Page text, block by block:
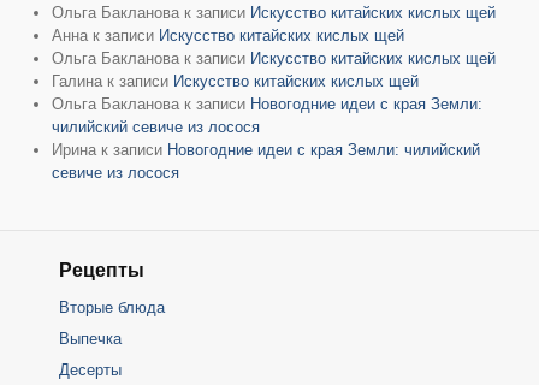
Ольга Бакланова к записи Искусство китайских кислых щей
Анна к записи Искусство китайских кислых щей
Ольга Бакланова к записи Искусство китайских кислых щей
Галина к записи Искусство китайских кислых щей
Ольга Бакланова к записи Новогодние идеи с края Земли:
чилийский севиче из лосося
Ирина к записи Новогодние идеи с края Земли: чилийский
севиче из лосося
Рецепты
Вторые блюда
Выпечка
Десерты